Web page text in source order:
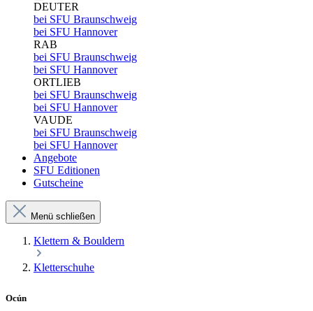
DEUTER
bei SFU Braunschweig
bei SFU Hannover
RAB
bei SFU Braunschweig
bei SFU Hannover
ORTLIEB
bei SFU Braunschweig
bei SFU Hannover
VAUDE
bei SFU Braunschweig
bei SFU Hannover
Angebote
SFU Editionen
Gutscheine
Menü schließen
Klettern & Bouldern
Kletterschuhe
Ocún